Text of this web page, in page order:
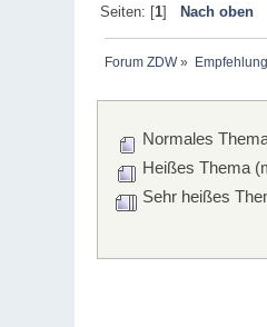
Seiten: [1] Nach oben
Forum ZDW»
Normales
Heißes Thema
Sehr heißes